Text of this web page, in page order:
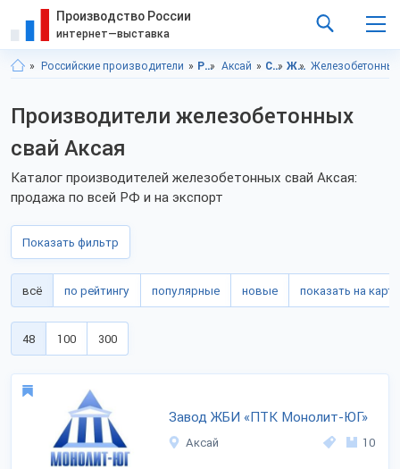
Производство России
интернет—выставка
Российские производители Ростовская область Аксай Строительство и ремонт ЖБИ
Производители железобетонных
свай Аксая
Каталог производителей железобетонных свай Аксая:
продажа по всей РФ и на экспорт
Показать фильтр
всё по рейтингу популярные новые показать на карте
48 100 300
Завод ЖБИ «ПТК Монолит-ЮГ»
Аксай 10